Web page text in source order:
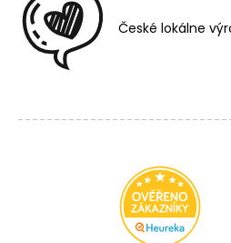
České lokálne